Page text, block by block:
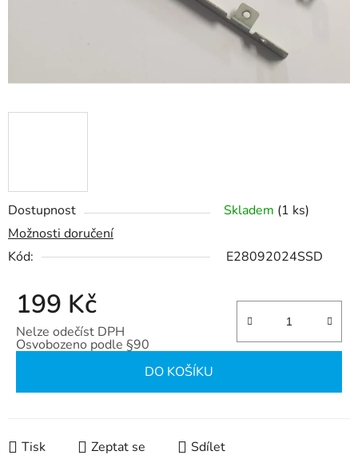
Dostupnost Skladem (1 ks)
Možnosti doručení
Kód:
E28092024SSD
199 Kč
Nelze odečíst DPH
Osvobozeno podle §90
DO KOŠÍKU
Tisk Zeptat se Sdílet